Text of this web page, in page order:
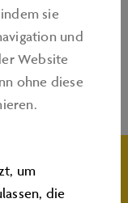
sie
und
Website
ohne diese
um
die